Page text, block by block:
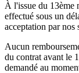
À l'issue du 13ème
effectué sous un
acceptation par nos
Aucun
du contrat avant le
demandé au